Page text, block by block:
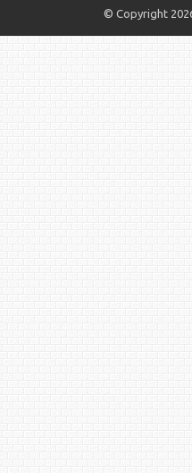
© Copyright